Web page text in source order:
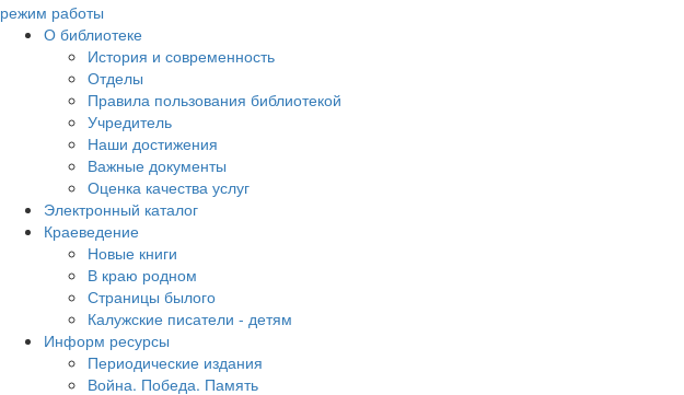
режим работы
О библиотеке
История и современность
Отделы
Правила пользования библиотекой
Учредитель
Наши достижения
Важные документы
Оценка качества услуг
Электронный каталог
Краеведение
Новые книги
В краю родном
Страницы былого
Калужские писатели - детям
Информ ресурсы
Периодические издания
Война. Победа. Память